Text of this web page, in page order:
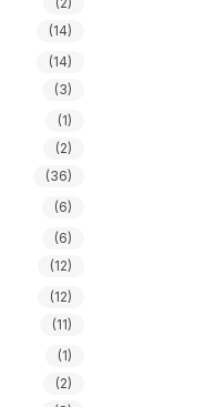
(14)
(14)
(3)
(1)
(2)
(36)
(6)
(6)
(12)
(12)
(11)
(1)
(2)